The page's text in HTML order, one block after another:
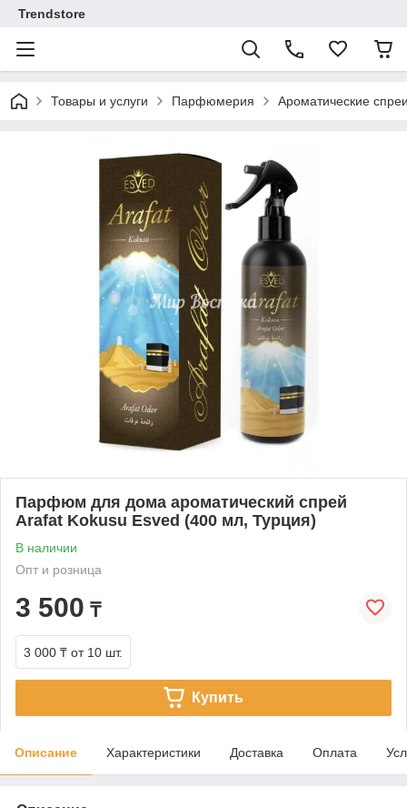
Trendstore
Товары и услуги Парфюмерия Ароматические
Парфюм для дома ароматический спрей
Arafat Kokusu Esved (400 мл, Турция)
В наличии
Опт и розница
3 500 ₸
3 000 ₸ от 10 шт.
Купить
Описание Характеристики Доставка Оплата